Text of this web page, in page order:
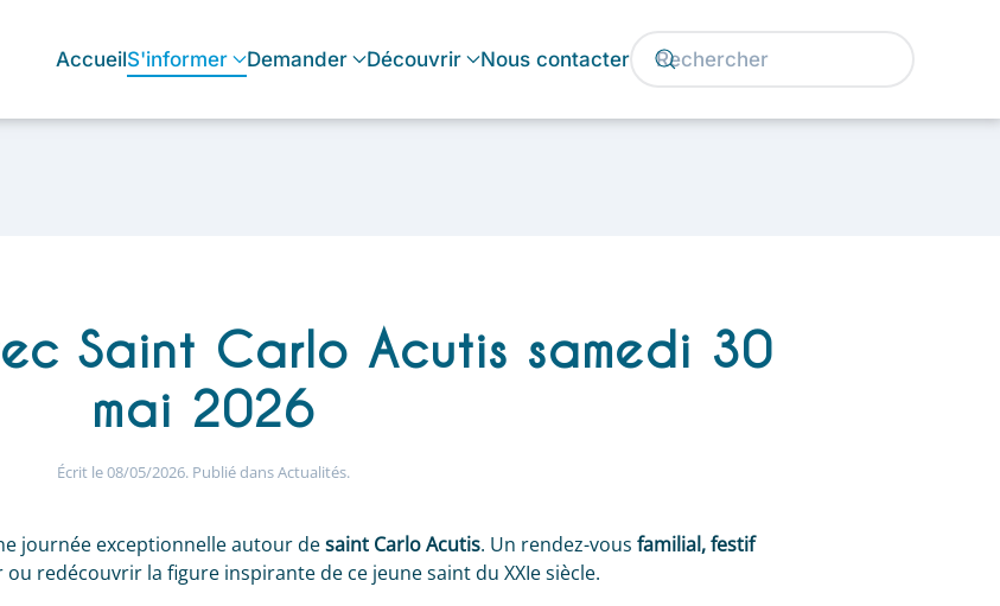
AccueilS'informer Demander Découvrir Nous contacter
Saint Carlo Acutis samedi 30
mai 2026
Écrit le08/05/2026. Publié dansActualités.
journée exceptionnelle autour desaint Carlo Acutis. Un rendez-vous familial, festif
redécouvrir la figure inspirante de ce jeune saint du XXIe siècle.